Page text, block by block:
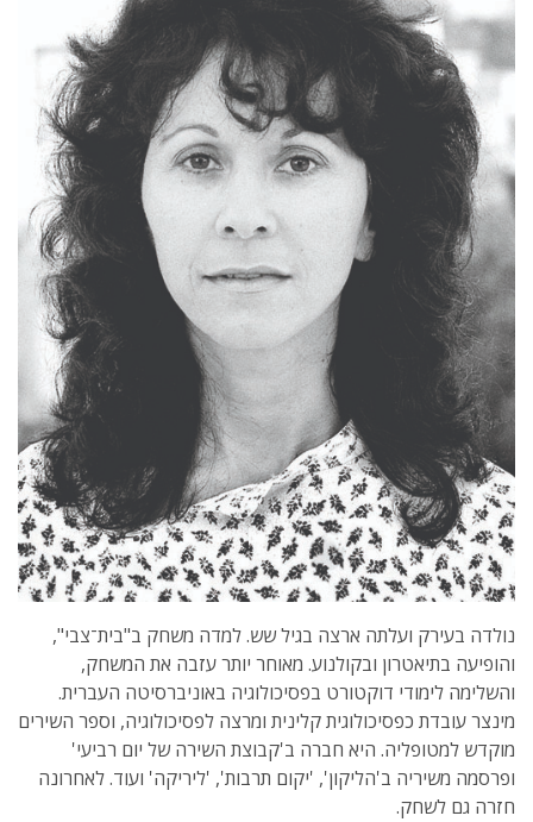
נולדה בעירק ועלתה ארצה בגיל שש. למדה משחק ב"בית־צבי",
והופיעה בתיאטרון ובקולנוע. מאוחר יותר עזבה את המשחק,
והשלימה לימודי דוקטורט בפסיכולוגיה באוניברסיטה העברית.
מינצר עובדת כפסיכולוגית קלינית ומרצה לפסיכולוגיה, וספר השירים
מוקדש למטופליה. היא חברה ב'קבוצת השירה של יום רביעי'
ופרסמה משיריה ב'הליקון', 'יקום תרבות', 'ליריקה' ועוד. לאחרונה
חזרה גם לשחק.